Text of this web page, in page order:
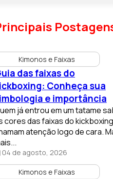
Kimonos e Faixas
das faixas do
Conheça sua
e importância
já entrou em um tatame
cores das faixas do kickboxing
atenção logo de cara.
04 de agosto, 2026
Kimonos e Faixas